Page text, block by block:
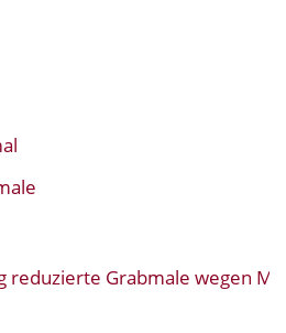
reduzierte Grabmale wegen